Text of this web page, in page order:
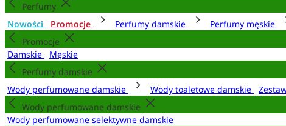
Perfumy
Nowości
Promocje Perfumy damskie Perfumy męskie
Promocje
Damskie
Męskie
Perfumy damskie
Wody perfumowane damskie
Wody toaletowe damskie
Wody perfumowane damskie
Wody perfumowane selektywne damskie